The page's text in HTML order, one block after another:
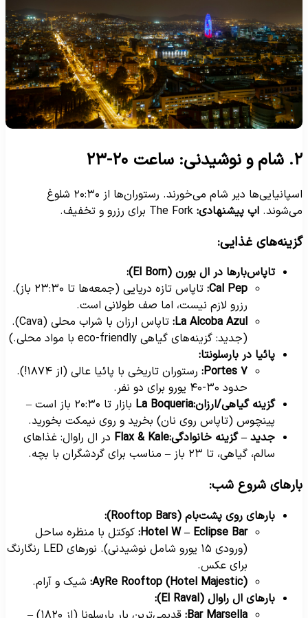
ساعت ۲۰-۲۳
اسپانیایی‌ها دیر شام می‌خورند. رستوران‌ها از ۲۰:۳۰ شلوغ
اپ پیشنهادی:The Fork برای رزرو و تخفیف.
غذایی:
تاپاس‌بارها در ال بورن (El Born):
Cal Pep:
تاپاس تازه دریایی (جمعه‌ها تا ۲۳:۳۰ باز).
رزرو لازم نیست، اما صف طولانی است.
La Alcoba Azul:
تاپاس ارزان با شراب محلی (Cava).
(جدید: گزینه‌های گیاهی eco-friendly با مواد محلی.)
پائیا در بارسلونتا:
۷ Portes:
رستوران تاریخی با پائیا عالی (از ۱۸۷۴!).
حدود ۳۰-۴۰ یورو برای دو نفر.
گزینه گیاهی/ارزان:La Boqueria
بازار تا ۲۰:۳۰ باز است –
پینچوس (تاپاس روی نان) بخرید و روی نیمکت بخورید.
جدید – گزینه خانوادگی:Flax & Kaleدر ال راوال: غذاهای
سالم، گیاهی، تا ۲۳ باز – مناسب برای گردشگران با بچه.
شروع شب:
بارهای روی پشت‌بام (Rooftop Bars):
Hotel W – Eclipse Bar:کوکتل با منظره ساحل
(ورودی ۱۵ یورو شامل نوشیدنی). نورهای LED رنگارنگ
برای عکس.
AyRe Rooftop (Hotel Majestic):شیک و آرام.
بارهای ال راوال (El Raval):